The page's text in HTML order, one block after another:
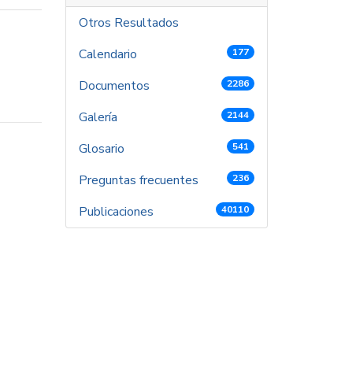
Otros Resultados
Calendario
177
Documentos 2286
Galería 2144
Glosario 541
Preguntas frecuentes 236
Publicaciones 40110